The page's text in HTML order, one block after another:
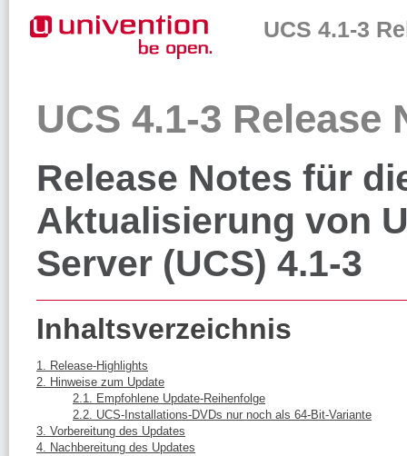
UCS 4.1-3
UCS 4.1-3 Release
Release Notes für
Aktualisierung von
Server (UCS) 4.1-3
Inhaltsverzeichnis
1. Release-Highlights
2. Hinweise zum Update
2.1. Empfohlene Update-Reihenfolge
2.2. UCS-Installations-DVDs nur noch als 64-Bit-Variante
3. Vorbereitung des Updates
4. Nachbereitung des Updates